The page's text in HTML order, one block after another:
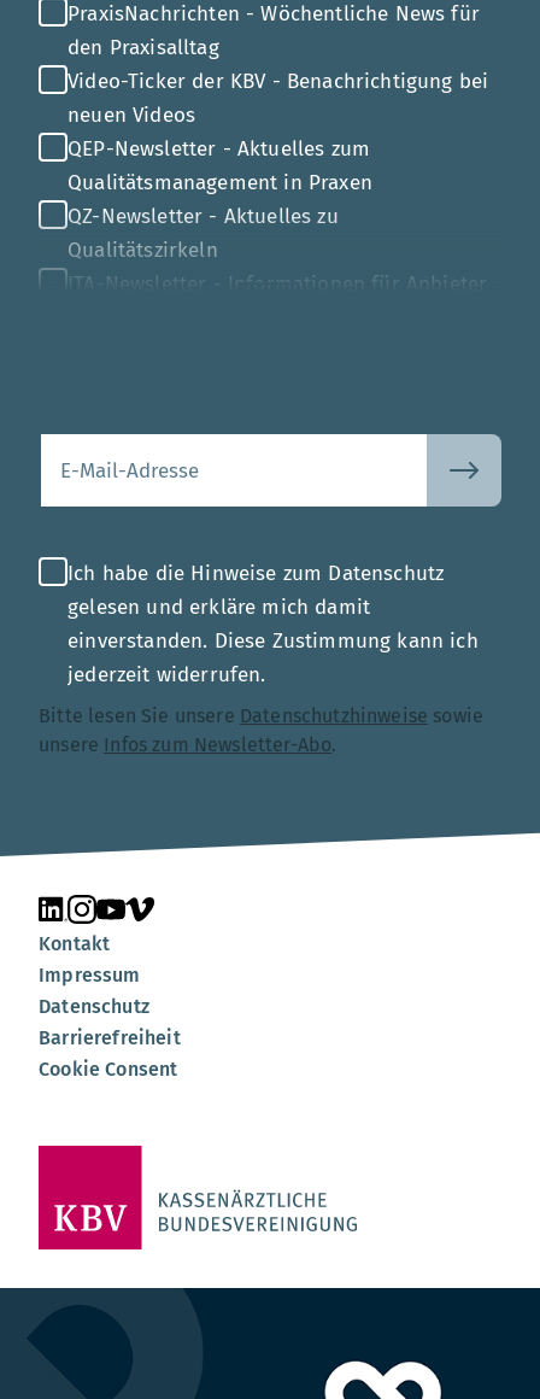
PraxisNachrichten - Wöchentliche News für
den Praxisalltag
Video-Ticker der KBV - Benachrichtigung bei
neuen Videos
QEP-Newsletter - Aktuelles zum
Qualitätsmanagement in Praxen
QZ-Newsletter - Aktuelles zu
Qualitätszirkeln
ITA-Newsletter - Informationen für Anbieter
Ich habe die Hinweise zum Datenschutz
gelesen und erkläre mich damit
einverstanden. Diese Zustimmung kann ich
jederzeit widerrufen.
Bitte lesen Sie unsere Datenschutzhinweise sowie
unsere Infos zum Newsletter-Abo.
Unsere Seite auf LinkedIn
Unsere Seite auf Instagram
Unsere Seite auf YouTube
Unsere Seite auf Vimeo
Kontakt
Impressum
Datenschutz
Barrierefreiheit
Cookie Consent